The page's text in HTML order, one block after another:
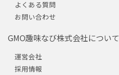
よくある質問
お問い合わせ
GMO趣味なび株式会社について
運営会社
採用情報